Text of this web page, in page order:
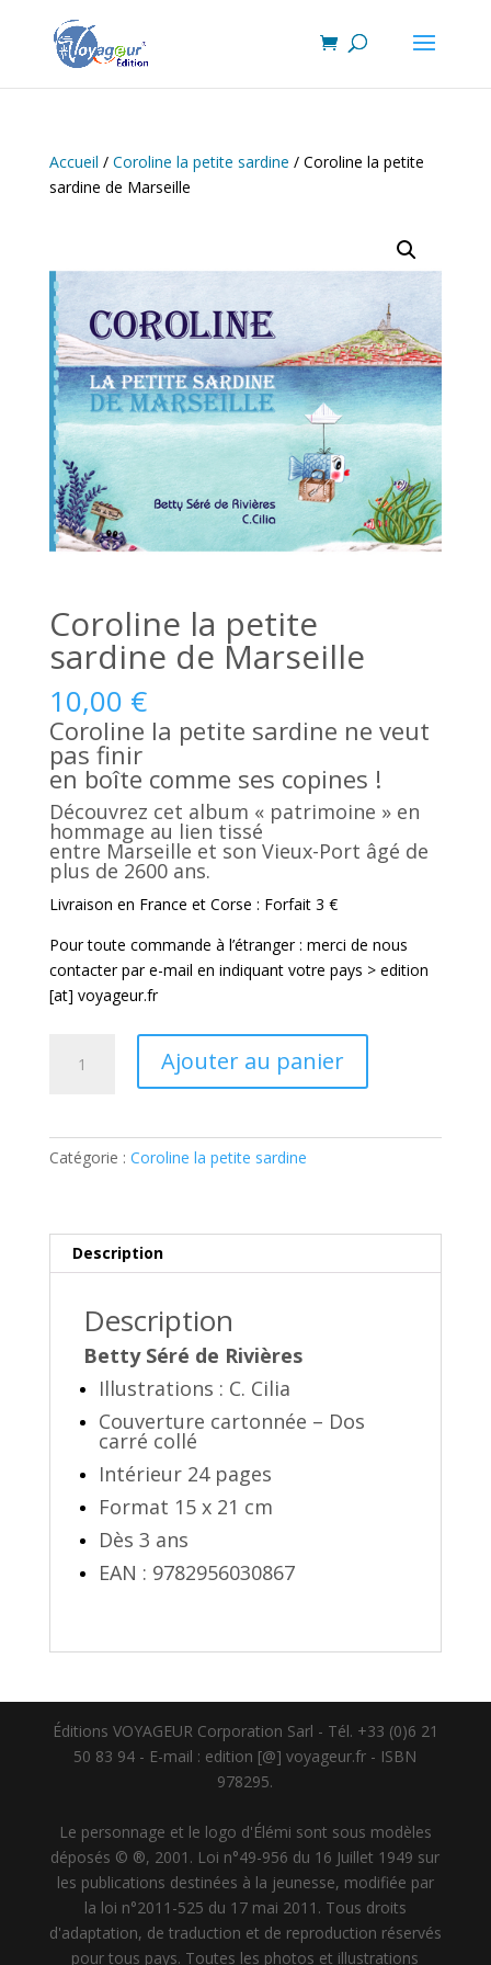
Accueil / Coroline la petite sardine / Coroline la petite
sardine de Marseille
Coroline la petite
sardine de Marseille
10,00 €
Coroline la petite sardine ne veut
pas finir
en boîte comme ses copines !
Découvrez cet album « patrimoine » en
hommage au lien tissé
entre Marseille et son Vieux-Port âgé de
plus de 2600 ans.
Livraison en France et Corse : Forfait 3 €
Pour toute commande à l’étranger : merci de nous
contacter par e-mail en indiquant votre pays > edition
[at] voyageur.fr
petite
sardine
Ajouter au panier
Catégorie : Coroline la petite sardine
Description
Description
Betty Séré de Rivières
Illustrations : C. Cilia
Couverture cartonnée – Dos
carré collé
Intérieur 24 pages
Format 15 x 21 cm
Dès 3 ans
EAN : 9782956030867
Éditions VOYAGEUR Corporation Sarl - Tél. +33 (0)6 21
50 83 94 - E-mail : edition [@] voyageur.fr - ISBN
978295.
Le personnage et le logo d'Élémi sont sous modèles
déposés © ®, 2001. Loi n°49-956 du 16 Juillet 1949 sur
les publications destinées à la jeunesse, modifiée par
la loi n°2011-525 du 17 mai 2011. Tous droits
d'adaptation, de traduction et de reproduction réservés
pour tous pays. Toutes les photos et illustrations